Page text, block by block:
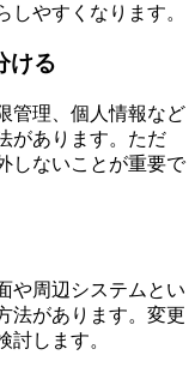
やすくなります。
ける
管理、個人情報など
があります。ただ
しないことが重要で
や周辺システムとい
法があります。変更
します。